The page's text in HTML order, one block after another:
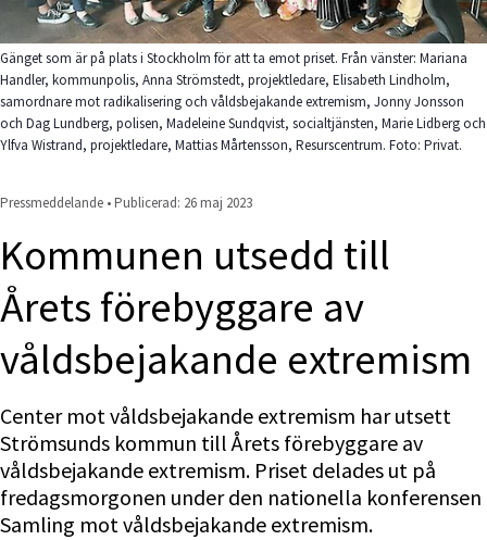
Gänget som är på plats i Stockholm för att ta emot priset. Från vänster: Mariana
Handler, kommunpolis, Anna Strömstedt, projektledare, Elisabeth Lindholm,
samordnare mot radikalisering och våldsbejakande extremism, Jonny Jonsson
och Dag Lundberg, polisen, Madeleine Sundqvist, socialtjänsten, Marie Lidberg och
Ylfva Wistrand, projektledare, Mattias Mårtensson, Resurscentrum. Foto: Privat.
Pressmeddelande • Publicerad: 26 maj 2023
Kommunen utsedd till
Årets förebyggare av
våldsbejakande extremism
Center mot våldsbejakande extremism har utsett
Strömsunds kommun till Årets förebyggare av
våldsbejakande extremism. Priset delades ut på
fredagsmorgonen under den nationella konferensen
Samling mot våldsbejakande extremism.